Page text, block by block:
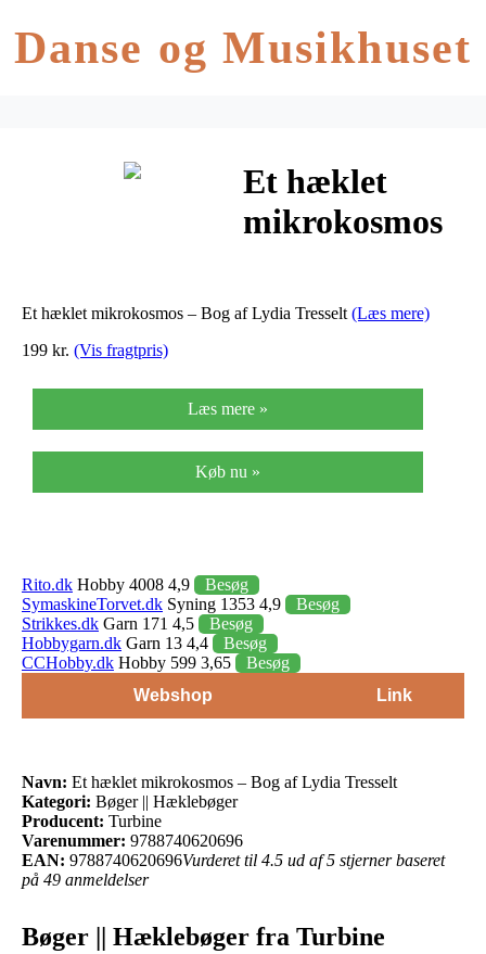
Danse og Musikhuset
Et hæklet
mikrokosmos
Tresselt
Et hæklet mikrokosmos – Bog af Lydia Tresselt (Læs mere)
199 kr. (Vis fragtpris)
Læs mere »
Køb nu »
Rito.dk Hobby 4008 4,9
Besøg
SymaskineTorvet.dk Syning 1353 4,9
Besøg
Strikkes.dk Garn 171 4,5
Besøg
Hobbygarn.dk Garn 13 4,4
Besøg
CCHobby.dk Hobby 599 3,65
Besøg
Webshop
Link
Navn: Et hæklet mikrokosmos – Bog af Lydia Tresselt
Kategori: Bøger || Hæklebøger
Producent: Turbine
Varenummer: 9788740620696
EAN: 9788740620696Vurderet til 4.5 ud af 5 stjerner baseret
på 49 anmeldelser
Bøger || Hæklebøger fra Turbine